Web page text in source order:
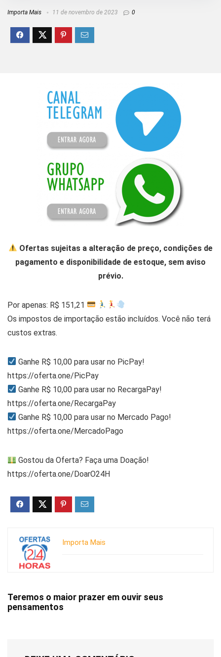
Importa Mais 11 de novembro de 2023 0
Ofertas sujeitas a alteração de preço, condições de
pagamento e disponibilidade de estoque, sem aviso
prévio.
Por apenas: R$ 151,21
Os impostos de importação estão incluídos. Você não terá
custos extras.
Ganhe R$ 10,00 para usar no PicPay!
https://oferta.one/PicPay
Ganhe R$ 10,00 para usar no RecargaPay!
https://oferta.one/RecargaPay
Ganhe R$ 10,00 para usar no Mercado Pago!
https://oferta.one/MercadoPago
Gostou da Oferta? Faça uma Doação!
https://oferta.one/DoarO24H
Importa Mais
Teremos o maior prazer em ouvir seus
pensamentos